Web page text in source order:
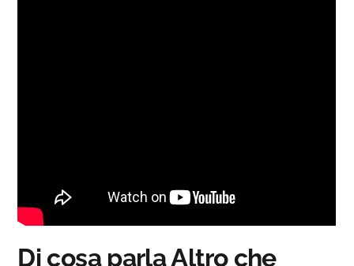
Di cosa parla Altro che